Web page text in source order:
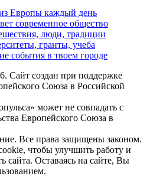
Европы каждый день
современное общество
люди, традиции
гранты, учеба
события в твоем городе
Сайт создан при поддержке
Союза в Российской
может не совпадать с
Европейского Союза в
Все права защищены законом.
чтобы улучшить работу и
сайта. Оставаясь на сайте, Вы